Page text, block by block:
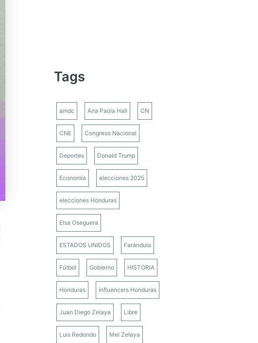
Tags
amdc Ana Paola Hall CN
CNE Congreso Nacional
Deportes Donald Trump
Economía elecciones 2025
elecciones Honduras
Elsa Oseguera
ESTADOS UNIDOS Farándula
Fútbol Gobierno HISTORIA
Honduras influencers Honduras
Juan Diego Zelaya Libre
Luis Redondo Mel Zelaya